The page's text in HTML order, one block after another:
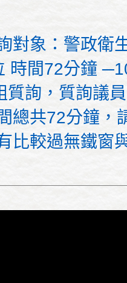
對象：警政衛
時間72分鐘
詢，質詢議員
總共72分鐘，
比較過無鐵窗